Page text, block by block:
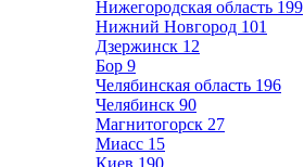
Нижегородская область 199
Нижний Новгород 101
Дзержинск 12
Бор 9
Челябинская область 196
Челябинск 90
Магнитогорск 27
Миасс 15
Киев 190